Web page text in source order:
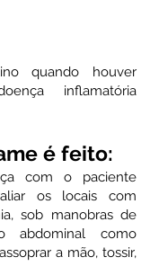
quando houver
inflamatória
é feito:
com o paciente
os locais com
sob manobras de
abdominal como
a mão, tossir,